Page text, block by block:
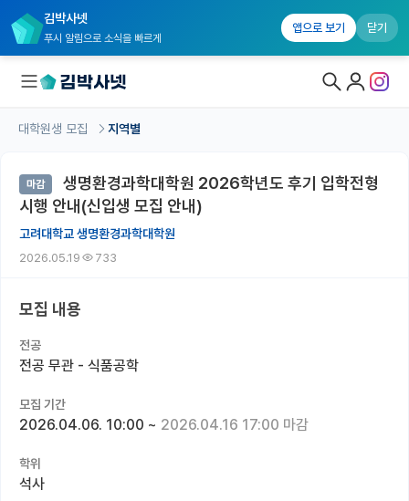
김박사넷
푸시 알림으로 소식을 빠르게
앱으로 보기 닫기
대학원생 모집 홈
기관별 모집 정보
연구실별 모집 정보
전공별 모집 정보
국내대학원 정보
연구실&오픈랩
커리어
대학원생 모집 지역별
마감
생명환경과학대학원 2026학년도 후기 입학전형
시행 안내(신입생 모집 안내)
고려대학교 생명환경과학대학원
2026.05.19 733
모집 내용
전공
전공 무관 - 식품공학
모집 기간
2026.04.06. 10:00 ~ 2026.04.16 17:00 마감
학위
석사